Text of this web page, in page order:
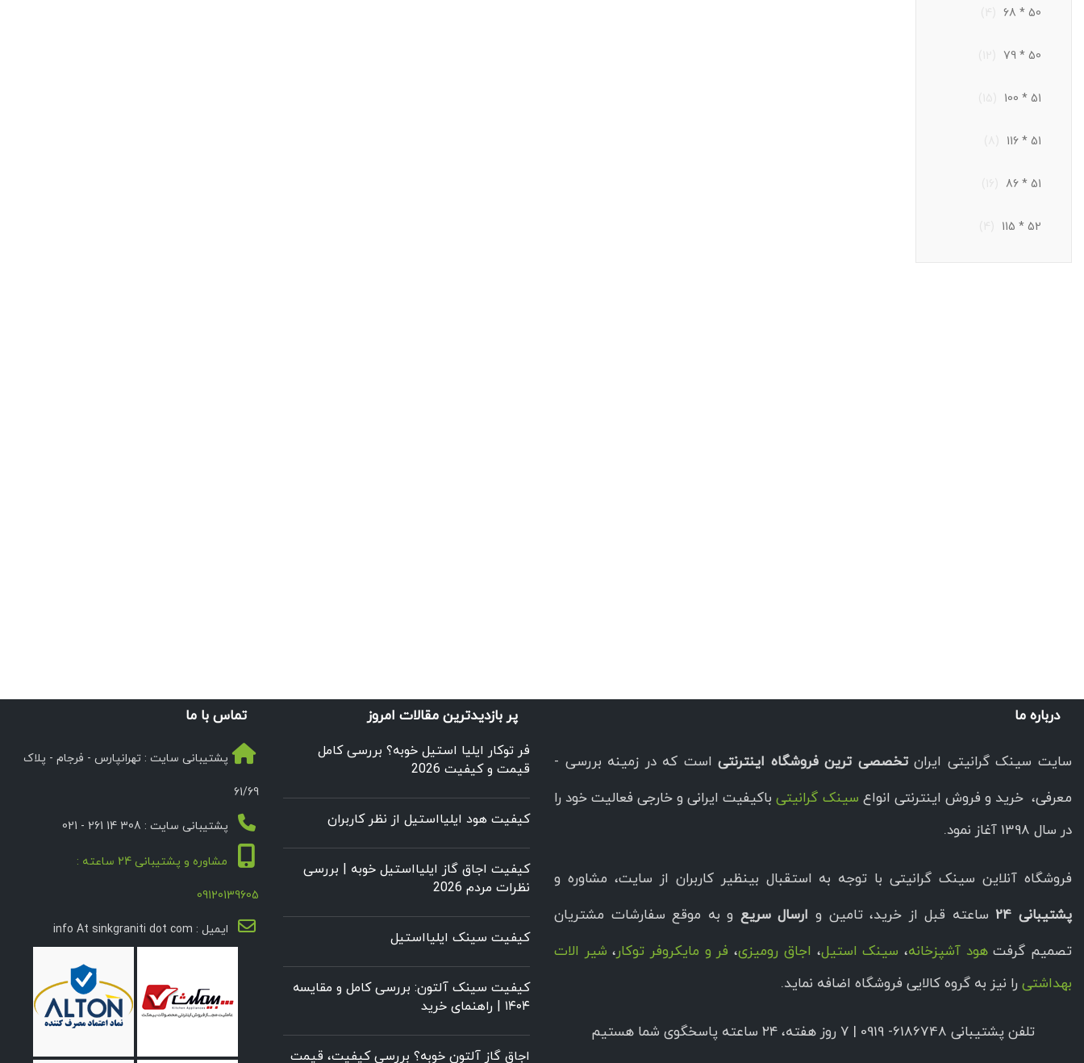
50 * 68
50 * 79
51 * 100
51 * 116
51 * 86
52 * 115
درباره ما
سایت سینک گرانیتی ایرانتخصصی ترین فروشگاه اینترنتیاست که در زمینه بررسی -
معرفی، خرید و فروش اینترنتی انواع سینک گرانیتیباکیفیت ایرانی و خارجی فعالیت خود را
در سال 1398 آغاز نمود.
فروشگاه آنلاین سینک گرانیتی با توجه به استقبال بینظیر کاربران از سایت، مشاوره و
پشتیبانی 24
ساعته قبل از خرید، تامین و ارسال سریع و به موقع سفارشات مشتریان
تصمیم گرفتهود آشپزخانه، سینک استیل، اجاق رومیزی، فر و مایکروفر توکار، شیر الات
بهداشتی را نیز به گروه کالایی فروشگاه اضافه نماید.
تلفن پشتیبانی 6186748- 0919 | ۷ روز هفته، ۲۴ ساعته پاسخگوی شما هستیم
پر بازدیدترین مقالات امروز
فر توکار ایلیا استیل خوبه؟ بررسی کامل
قیمت و کیفیت 2026
کیفیت هود ایلیااستیل از نظر کاربران
کیفیت اجاق گاز ایلیااستیل خوبه | بررسی
نظرات مردم 2026
کیفیت سینک ایلیااستیل
کیفیت سینک آلتون: بررسی کامل و مقایسه
۱۴۰۴ | راهنمای خرید
اجاق گاز آلتون خوبه؟ بررسی کیفیت، قیمت
تماس با ما
پشتیبانی سایت : تهرانپارس - فرجام - پلاک
61/69
پشتیبانی سایت : 308 14 261 - 021
مشاوره و پشتیبانی 24 ساعته :
09120139605
ایمیل : info At sinkgraniti dot com